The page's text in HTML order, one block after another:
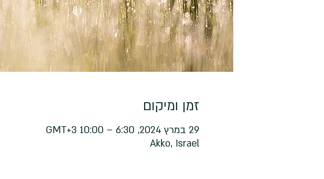
זמן ומיקום
29 במרץ 2024, 6:30 – 10:00 GMT‎+3‎
Akko, Israel